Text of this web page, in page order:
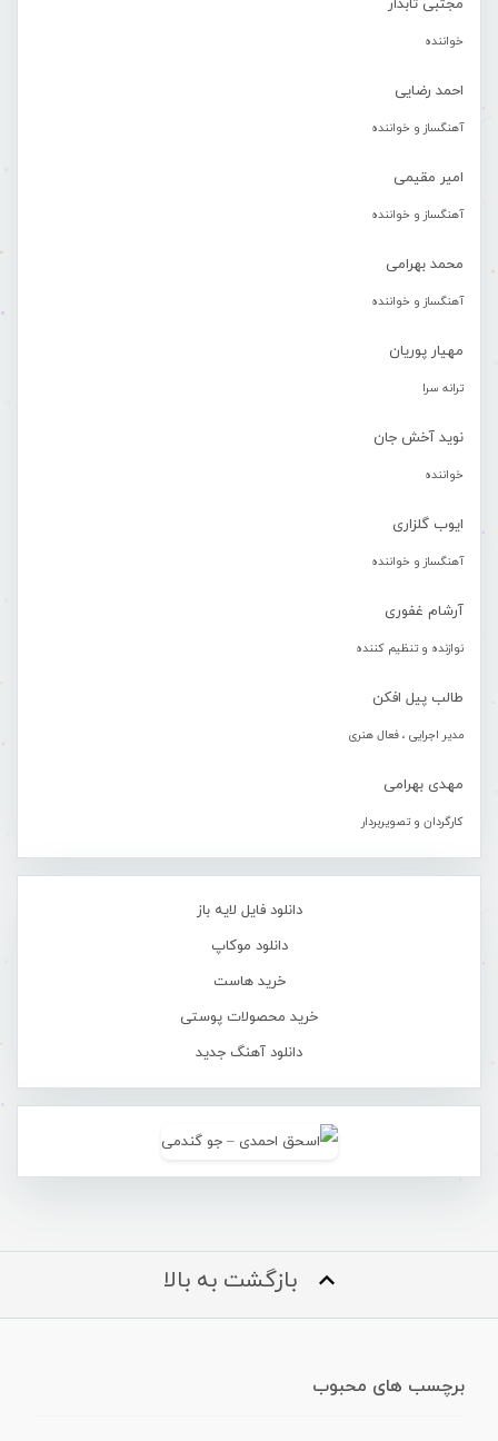
مجتبی تابدار
خواننده
احمد رضایی
آهنگساز و خواننده
امیر مقیمی
آهنگساز و خواننده
محمد بهرامی
آهنگساز و خواننده
مهیار پوریان
ترانه سرا
نوید آخش جان
خواننده
ایوب گلزاری
آهنگساز و خواننده
آرشام غفوری
نوازنده و تنظیم کننده
طالب پیل افکن
مدیر اجرایی ، فعال هنری
مهدی بهرامی
کارگردان و تصویربردار
دانلود فایل لایه باز
دانلود موکاپ
خرید هاست
خرید محصولات پوستی
دانلود آهنگ جدید
بازگشت به بالا
برچسب های محبوب